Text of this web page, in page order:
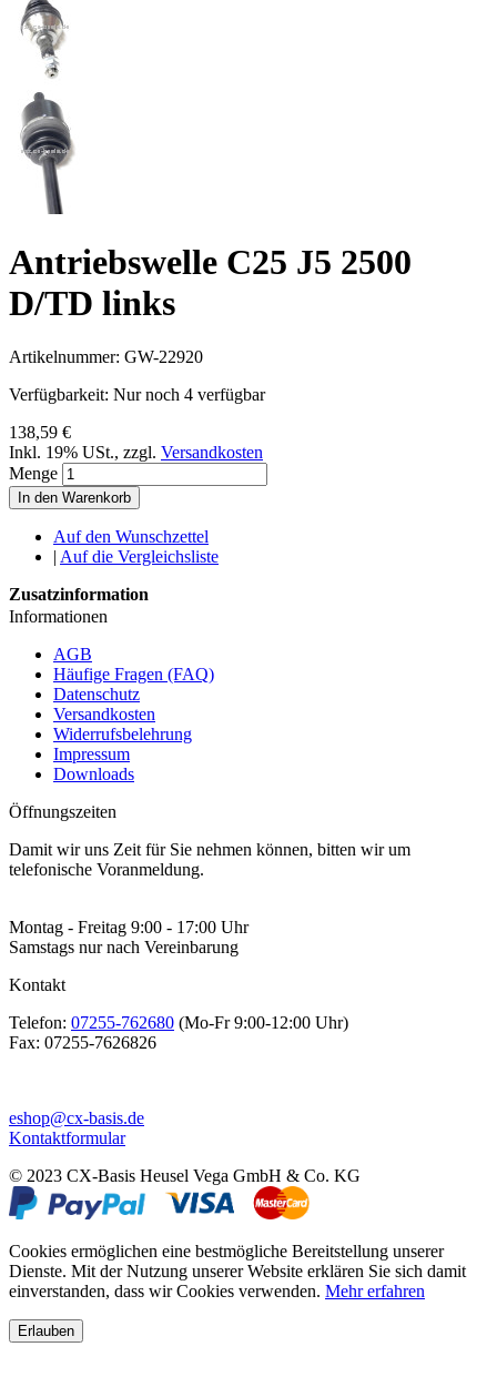
Antriebswelle C25 J5 2500
D/TD links
Artikelnummer: GW-22920
Verfügbarkeit: Nur noch 4 verfügbar
138,59 €
Inkl. 19% USt., zzgl. Versandkosten
Menge
In den Warenkorb
Auf den Wunschzettel
| Auf die Vergleichsliste
Zusatzinformation
Informationen
AGB
Häufige Fragen (FAQ)
Datenschutz
Versandkosten
Widerrufsbelehrung
Impressum
Downloads
Öffnungszeiten
Damit wir uns Zeit für Sie nehmen können, bitten wir um
telefonische Voranmeldung.
Montag - Freitag 9:00 - 17:00 Uhr
Samstags nur nach Vereinbarung
Kontakt
Telefon: 07255-762680 (Mo-Fr 9:00-12:00 Uhr)
Fax: 07255-7626826
eshop@cx-basis.de
Kontaktformular
© 2023 CX-Basis Heusel Vega GmbH & Co. KG
Cookies ermöglichen eine bestmögliche Bereitstellung unserer
Dienste. Mit der Nutzung unserer Website erklären Sie sich damit
einverstanden, dass wir Cookies verwenden. Mehr erfahren
Erlauben